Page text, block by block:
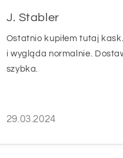
J. Stabler
Ostatnio kupiłem tutaj
i wygląda normalnie.
szybka.
29.03.2024